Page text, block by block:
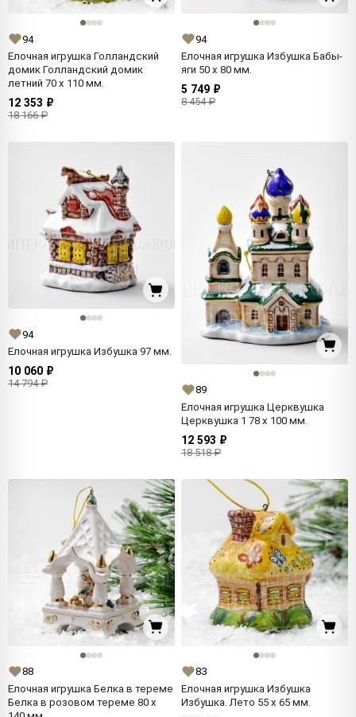
94
Елочная игрушка Голландский
домик Голландский домик
летний 70 x 110 мм.
12 353 ₽
18 166 ₽
94
Елочная игрушка Избушка Бабы-
яги 50 x 80 мм.
5 749 ₽
8 454 ₽
94
Елочная игрушка Избушка 97 мм.
10 060 ₽
14 794 ₽
89
Елочная игрушка Церквушка
Церквушка 1 78 x 100 мм.
12 593 ₽
18 518 ₽
88
Елочная игрушка Белка в тереме
Белка в розовом тереме 80 x
83
Елочная игрушка Избушка
Избушка. Лето 55 x 65 мм.